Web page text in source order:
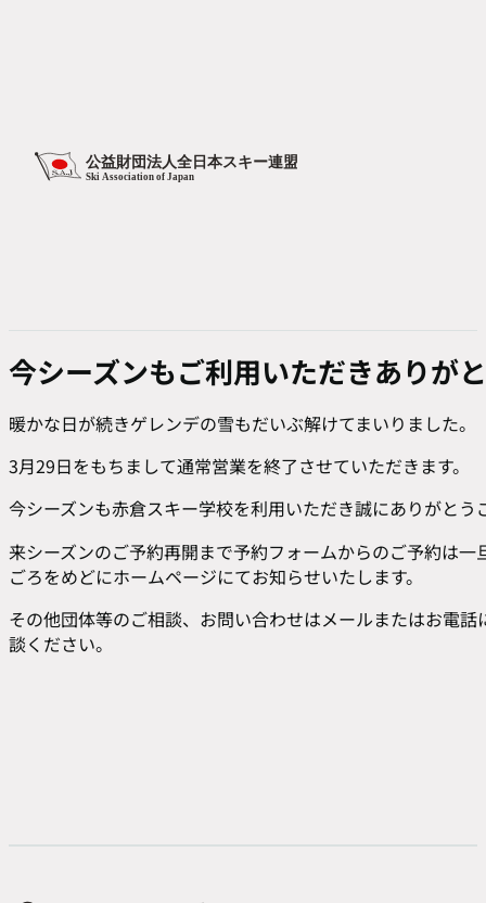
今シーズンもご利用いただきありが
暖かな日が続きゲレンデの雪もだいぶ解けてまいりました。
3月29日をもちまして通常営業を終了させていただきます。
今シーズンも赤倉スキー学校を利用いただき誠にありがとう
来シーズンのご予約再開まで予約フォームからのご予約は
ごろをめどにホームページにてお知らせいたします。
その他団体等のご相談、お問い合わせはメールまたはお電
談ください。